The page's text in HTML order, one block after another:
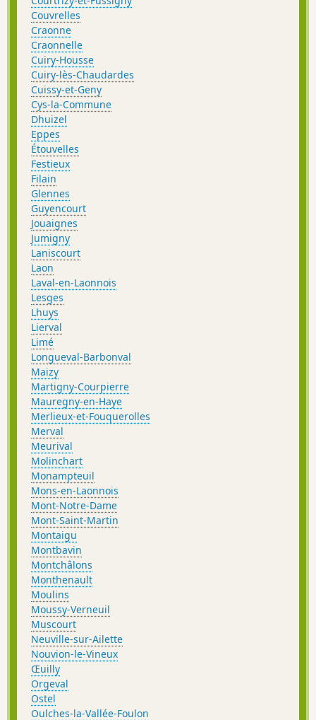
Couvrelles
Craonne
Craonnelle
Cuiry-Housse
Cuiry-lès-Chaudardes
Cuissy-et-Geny
Cys-la-Commune
Dhuizel
Eppes
Étouvelles
Festieux
Filain
Glennes
Guyencourt
Jouaignes
Jumigny
Laniscourt
Laon
Laval-en-Laonnois
Lesges
Lhuys
Lierval
Limé
Longueval-Barbonval
Maizy
Martigny-Courpierre
Mauregny-en-Haye
Merlieux-et-Fouquerolles
Merval
Meurival
Molinchart
Monampteuil
Mons-en-Laonnois
Mont-Notre-Dame
Mont-Saint-Martin
Montaigu
Montbavin
Montchâlons
Monthenault
Moulins
Moussy-Verneuil
Muscourt
Neuville-sur-Ailette
Nouvion-le-Vineux
Œuilly
Orgeval
Ostel
Oulches-la-Vallée-Foulon